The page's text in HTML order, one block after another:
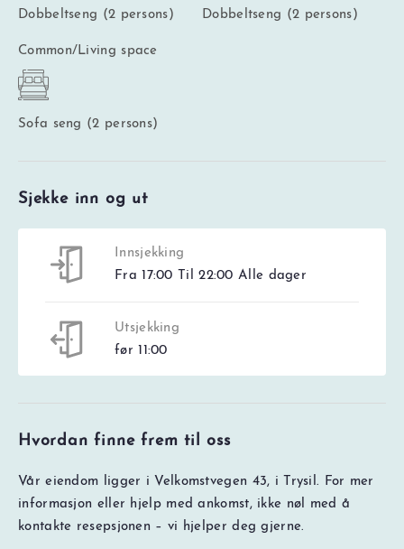
Dobbeltseng (2 persons) Dobbeltseng (2 persons)
Common/Living space
Sofa seng (2 persons)
Sjekke inn og ut
Innsjekking
Fra 17:00 Til 22:00 Alle dager
Utsjekking
før 11:00
Hvordan finne frem til oss
Vår eiendom ligger i Velkomstvegen 43, i Trysil. For mer
informasjon eller hjelp med ankomst, ikke nøl med å
kontakte resepsjonen – vi hjelper deg gjerne.